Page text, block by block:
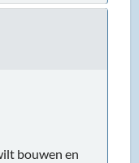
bouwen en